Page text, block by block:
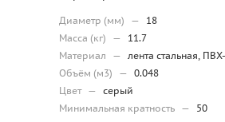
Диаметр (мм) —
18
Масса (кг)
—
11.7
Материал
—
лента стальная,
Объём (м3)
— 0.048
Цвет — серый
Минимальная кратность — 50